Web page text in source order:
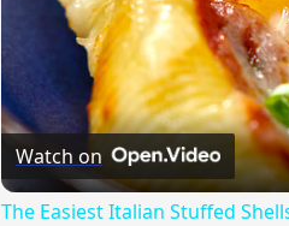
Watch on
The Easiest Italian Stuffed